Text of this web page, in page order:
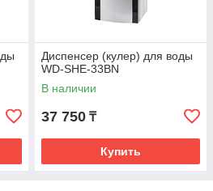
Диспенсер (кулер) для воды
WD-SHE-33BN
В наличии
37 750 ₸
Купить